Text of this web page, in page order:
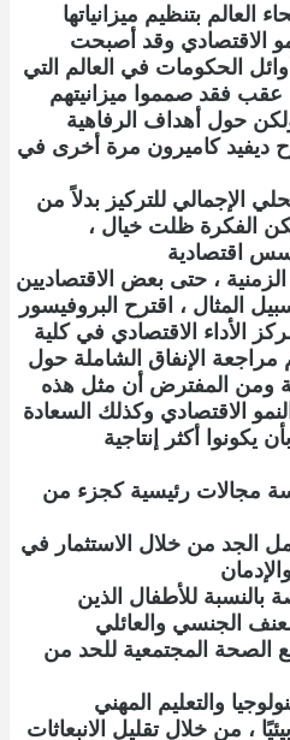
بتنظيم ميزانياتها
الاقتصادي وقد أصبحت
الحكومات في العالم التي
فقد صمموا ميزانيتهم
حول أهداف الرفاهية
ديفيد كاميرون مرة أخرى في
الإجمالي للتركيز بدلاً من
الفكرة ظلت خيال ،
اقتصادية
، حتى بعض الاقتصاديين
المثال ، اقترح البروفيسور
الأداء الاقتصادي في كلية
مراجعة الإنفاق الشاملة حول
ومن المفترض أن مثل هذه
الاقتصادي وكذلك السعادة
أكثر إنتاجية
مجالات رئيسية كجزء من
الجد من خلال الاستثمار في
للأطفال الذين
الجنسي والعائلي
الصحة المجتمعية للحد من
والتعليم المهني
، من خلال تقليل الانبعاثات